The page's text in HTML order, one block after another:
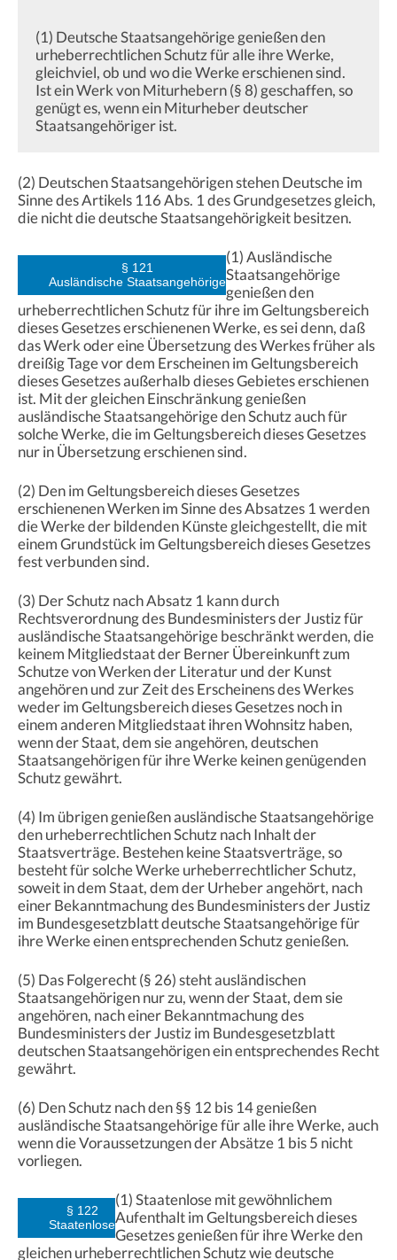
(1) Deutsche Staatsangehörige genießen den
urheberrechtlichen Schutz für alle ihre Werke,
gleichviel, ob und wo die Werke erschienen sind.
Ist ein Werk von Miturhebern (§ 8) geschaffen, so
genügt es, wenn ein Miturheber deutscher
Staatsangehöriger ist.
(2) Deutschen Staatsangehörigen stehen Deutsche im
Sinne des Artikels 116 Abs. 1 des Grundgesetzes gleich,
die nicht die deutsche Staatsangehörigkeit besitzen.
§ 121
Ausländische Staatsangehörige
(1) Ausländische
Staatsangehörige
genießen den
urheberrechtlichen Schutz für ihre im Geltungsbereich
dieses Gesetzes erschienenen Werke, es sei denn, daß
das Werk oder eine Übersetzung des Werkes früher als
dreißig Tage vor dem Erscheinen im Geltungsbereich
dieses Gesetzes außerhalb dieses Gebietes erschienen
ist. Mit der gleichen Einschränkung genießen
ausländische Staatsangehörige den Schutz auch für
solche Werke, die im Geltungsbereich dieses Gesetzes
nur in Übersetzung erschienen sind.
(2) Den im Geltungsbereich dieses Gesetzes
erschienenen Werken im Sinne des Absatzes 1 werden
die Werke der bildenden Künste gleichgestellt, die mit
einem Grundstück im Geltungsbereich dieses Gesetzes
fest verbunden sind.
(3) Der Schutz nach Absatz 1 kann durch
Rechtsverordnung des Bundesministers der Justiz für
ausländische Staatsangehörige beschränkt werden, die
keinem Mitgliedstaat der Berner Übereinkunft zum
Schutze von Werken der Literatur und der Kunst
angehören und zur Zeit des Erscheinens des Werkes
weder im Geltungsbereich dieses Gesetzes noch in
einem anderen Mitgliedstaat ihren Wohnsitz haben,
wenn der Staat, dem sie angehören, deutschen
Staatsangehörigen für ihre Werke keinen genügenden
Schutz gewährt.
(4) Im übrigen genießen ausländische Staatsangehörige
den urheberrechtlichen Schutz nach Inhalt der
Staatsverträge. Bestehen keine Staatsverträge, so
besteht für solche Werke urheberrechtlicher Schutz,
soweit in dem Staat, dem der Urheber angehört, nach
einer Bekanntmachung des Bundesministers der Justiz
im Bundesgesetzblatt deutsche Staatsangehörige für
ihre Werke einen entsprechenden Schutz genießen.
(5) Das Folgerecht (§ 26) steht ausländischen
Staatsangehörigen nur zu, wenn der Staat, dem sie
angehören, nach einer Bekanntmachung des
Bundesministers der Justiz im Bundesgesetzblatt
deutschen Staatsangehörigen ein entsprechendes Recht
gewährt.
(6) Den Schutz nach den §§ 12 bis 14 genießen
ausländische Staatsangehörige für alle ihre Werke, auch
wenn die Voraussetzungen der Absätze 1 bis 5 nicht
vorliegen.
§ 122
Staatenlose
(1) Staatenlose mit gewöhnlichem
Aufenthalt im Geltungsbereich dieses
Gesetzes genießen für ihre Werke den
gleichen urheberrechtlichen Schutz wie deutsche